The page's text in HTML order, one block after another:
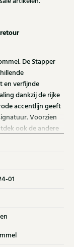
De Stapper
en verfijnde
dankzij de rijke
accentlijn geeft
Voorzien
ook de andere
01